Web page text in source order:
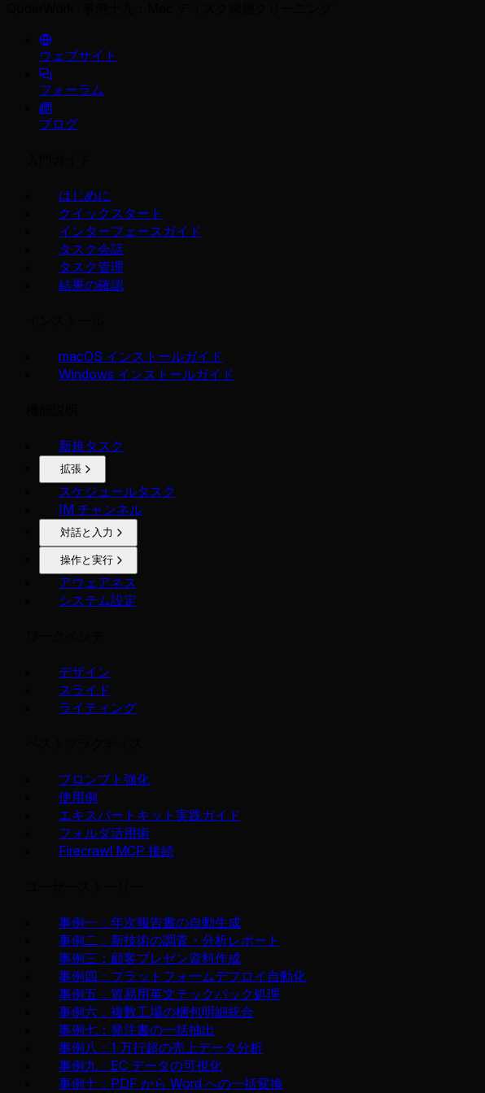
ウェブサイト
フォーラム
ブログ
はじめに
クイックスタート
インターフェースガイド
タスク会話
タスク管理
結果の確認
macOS インストールガイド
Windows インストールガイド
新規タスク
拡張
スケジュールタスク
IM チャンネル
対話と入力
操作と実行
アウェアネス
システム設定
デザイン
スライド
ライティング
プロンプト強化
使用例
エキスパートキット実践ガイド
フォルダ活用術
Firecrawl MCP 接続
事例一：年次報告書の自動生成
事例二：新技術の調査・分析レポート
事例三：顧客プレゼン資料作成
事例四：プラットフォームデプロイ自動化
事例五：貿易用英文テックパック処理
事例六：複数工場の梱包明細統合
事例七：発注書の一括抽出
事例八：1 万行超の売上データ分析
事例九：EC データの可視化
事例十：PDF から Word への一括変換